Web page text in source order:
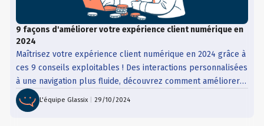
9 façons d'améliorer votre expérience client numérique en
2024
Maîtrisez votre expérience client numérique en 2024 grâce à
ces 9 conseils exploitables ! Des interactions personnalisées
à une navigation plus fluide, découvrez comment améliorer
l'engagement, stimuler la satisfaction et fidéliser les clients
comme jamais auparavant.
L'équipe Glassix |29/10/2024